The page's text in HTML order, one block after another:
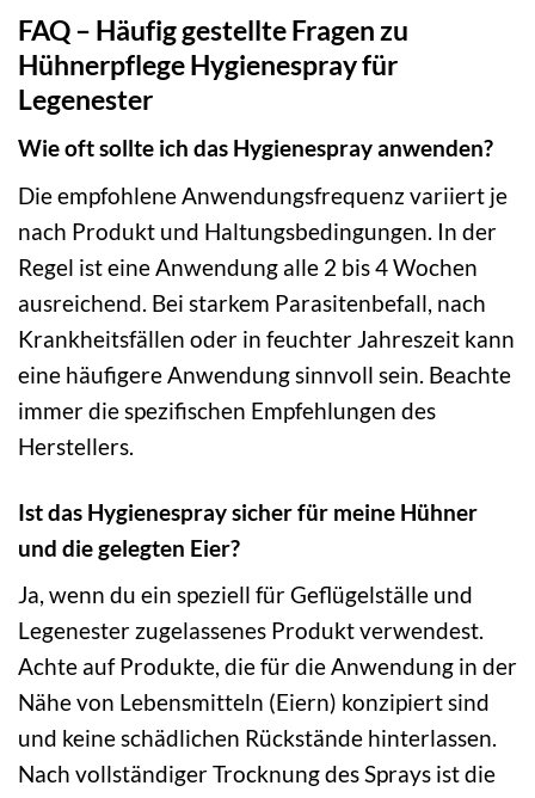
FAQ – Häufig gestellte Fragen zu
Hühnerpflege Hygienespray für
Legenester
Wie oft sollte ich das Hygienespray anwenden?
Die empfohlene Anwendungsfrequenz variiert je
nach Produkt und Haltungsbedingungen. In der
Regel ist eine Anwendung alle 2 bis 4 Wochen
ausreichend. Bei starkem Parasitenbefall, nach
Krankheitsfällen oder in feuchter Jahreszeit kann
eine häufigere Anwendung sinnvoll sein. Beachte
immer die spezifischen Empfehlungen des
Herstellers.
Ist das Hygienespray sicher für meine Hühner
und die gelegten Eier?
Ja, wenn du ein speziell für Geflügelställe und
Legenester zugelassenes Produkt verwendest.
Achte auf Produkte, die für die Anwendung in der
Nähe von Lebensmitteln (Eiern) konzipiert sind
und keine schädlichen Rückstände hinterlassen.
Nach vollständiger Trocknung des Sprays ist die